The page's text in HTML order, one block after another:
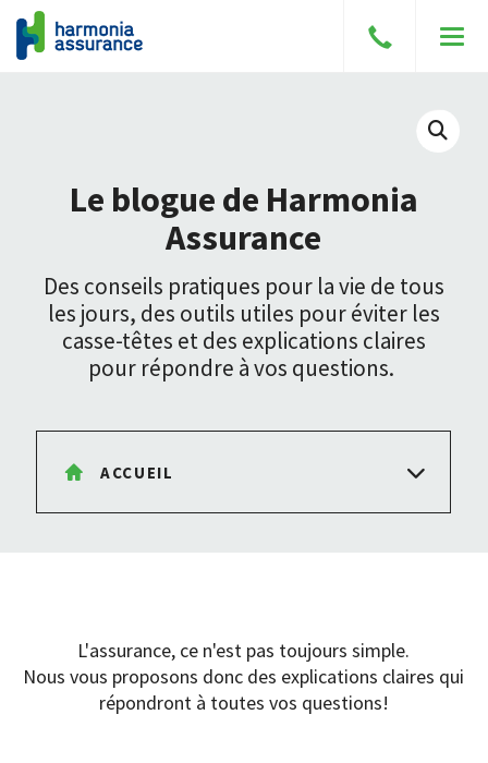
courtier
Le blogue de Harmonia
Assurance
Des conseils pratiques pour la vie de tous
les jours, des outils utiles pour éviter les
casse-têtes et des explications claires
pour répondre à vos questions.
ACCUEIL
BOÎTE À OUTILS
L'assurance, ce n'est pas toujours simple.
Nous vous proposons donc des explications claires qui
répondront à toutes vos questions!